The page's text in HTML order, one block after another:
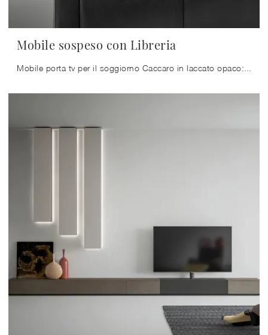
Mobile sospeso con Libreria